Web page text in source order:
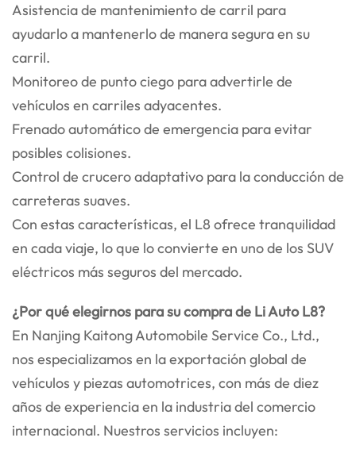
Asistencia de mantenimiento de carril para
ayudarlo a mantenerlo de manera segura en su
carril.
Monitoreo de punto ciego para advertirle de
vehículos en carriles adyacentes.
Frenado automático de emergencia para evitar
posibles colisiones.
Control de crucero adaptativo para la conducción de
carreteras suaves.
Con estas características, el L8 ofrece tranquilidad
en cada viaje, lo que lo convierte en uno de los SUV
eléctricos más seguros del mercado.
¿Por qué elegirnos para su compra de Li Auto L8?
En Nanjing Kaitong Automobile Service Co., Ltd.,
nos especializamos en la exportación global de
vehículos y piezas automotrices, con más de diez
años de experiencia en la industria del comercio
internacional. Nuestros servicios incluyen: